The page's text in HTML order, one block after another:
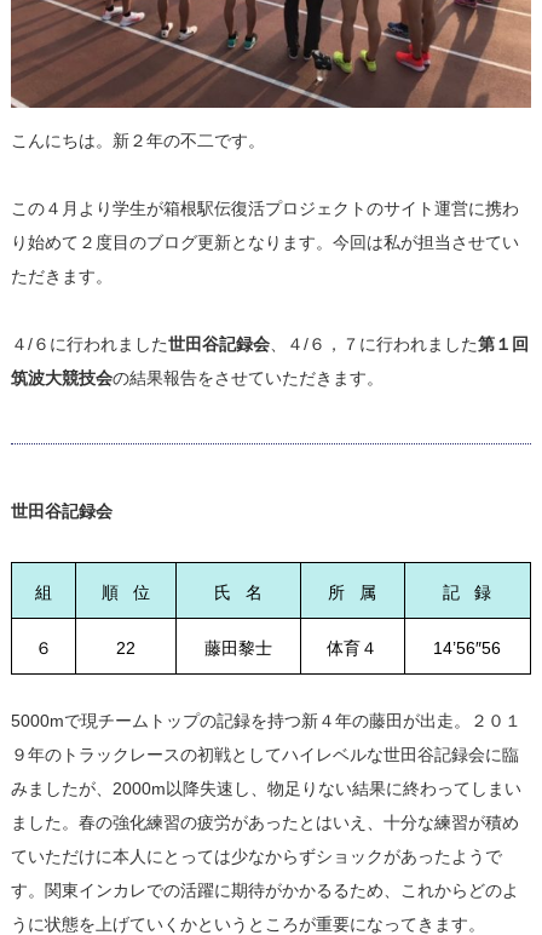
こんにちは。新２年の不二です。
この４月より学生が箱根駅伝復活プロジェクトのサイト運営に携わ
り始めて２度目のブログ更新となります。今回は私が担当させてい
ただきます。
４/６に行われました世田谷記録会、４/６，７に行われました第１回
筑波大競技会の結果報告をさせていただきます。
世田谷記録会
組 順 位 氏 名 所 属 記 録
６ 22 藤田黎士 体育４ 14’56″56
5000mで現チームトップの記録を持つ新４年の藤田が出走。２０１
９年のトラックレースの初戦としてハイレベルな世田谷記録会に臨
みましたが、2000m以降失速し、物足りない結果に終わってしまい
ました。春の強化練習の疲労があったとはいえ、十分な練習が積め
ていただけに本人にとっては少なからずショックがあったようで
す。関東インカレでの活躍に期待がかかるるため、これからどのよ
うに状態を上げていくかというところが重要になってきます。